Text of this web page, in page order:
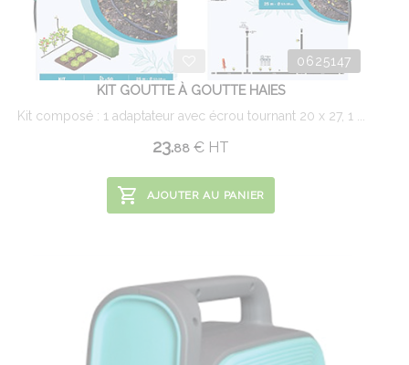
0625147
KIT GOUTTE À GOUTTE HAIES
Kit composé : 1 adaptateur avec écrou tournant 20 x 27, 1 ...
23.88 € HT
AJOUTER AU PANIER